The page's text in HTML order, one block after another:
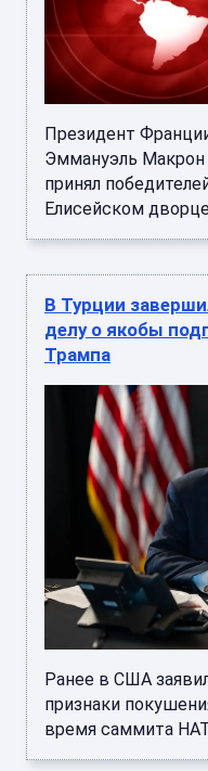
Президент
Эммануэль Макрон
принял
Елисейском
В Турции
делу о якобы
Трампа
Ранее в США
признаки
время саммита